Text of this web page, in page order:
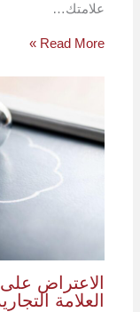
علامتك…
Read More »
الاعتراض
العلامة